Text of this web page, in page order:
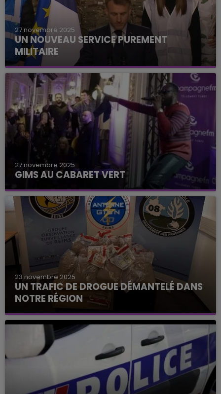
27 novembre 2025
UN NOUVEAU SERVICE PUREMENT
MILITAIRE
27 novembre 2025
GIMS AU CABARET VERT
23 novembre 2025
UN TRAFIC DE DROGUE DÉMANTELÉ DANS
NOTRE RÉGION